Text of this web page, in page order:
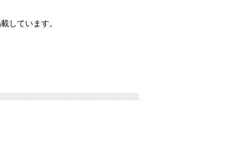
しています。